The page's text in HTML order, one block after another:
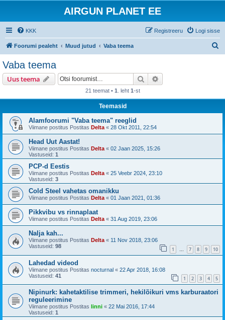
AIRGUN PLANET EE
KKK Logi sisse
Registreeru
Foorumi pealeht Muud jutud Vaba teema
Vaba teema
Uus teema Otsi
21 teemat • 1 . leht 1-st
Teemasid
Alamfoorumi "Vaba teema" reeglid
Viimane postitus Postitas Delta « 28 Okt 2011, 22:54
Head Uut Aastat!
Viimane postitus Postitas Delta « 02 Jaan 2025, 15:26
Vastuseid: 1
PCP-d Eestis
Viimane postitus Postitas Delta « 25 Veebr 2024, 23:10
Vastuseid: 3
Cold Steel vahetas omanikku
Viimane postitus Postitas Delta « 01 Jaan 2021, 01:36
Pikkvibu vs rinnaplaat
Viimane postitus Postitas Delta « 31 Aug 2019, 23:06
Nalja kah...
Viimane postitus Postitas Delta « 11 Nov 2018, 23:06
Vastuseid: 98 1 … 7 8 9 10
Lahedad videod
Viimane postitus Postitas nocturnal « 22 Apr 2018, 16:08
Vastuseid: 41 1 2 3 4 5
Nipinurk: kahetaktilise trimmeri, hekilõikuri vms karburaatori
reguleerimine
Viimane postitus Postitas linni « 22 Mai 2016, 17:44
Vastuseid: 1